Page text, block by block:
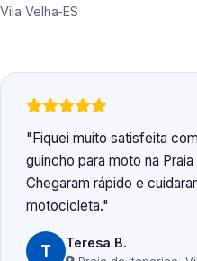
Vila Velha‑ES
Fiquei muito satisfeita
guincho para moto na Praia
Chegaram rápido e
motocicleta.
T Teresa B.